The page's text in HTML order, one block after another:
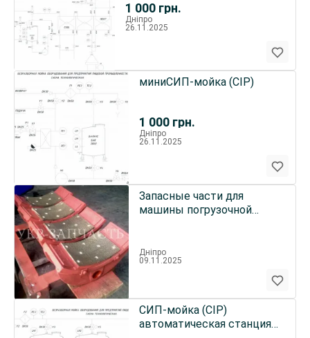
1 000 грн.
Дніпро
26.11.2025
1 000 грн.
миниСИП-мойка (CIP)
Дніпро
26.11.2025
Запасные части для
машины погрузочной
Дніпро
09.11.2025
СИП-мойка (CIP)
автоматическая станция